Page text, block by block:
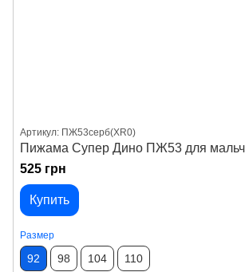
Артикул: ПЖ53серб(XR0)
Пижама Супер Дино ПЖ53 для
525 грн
Купить
Размер
92 98 104 110